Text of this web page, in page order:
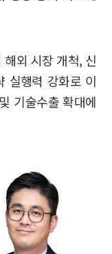
외 시장 개척, 신
실행력 강화로 이
기술수출 확대에